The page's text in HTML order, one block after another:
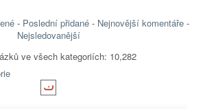
- Poslední přidané- Nejnovější komentáře-
Nejsledovanější
ve všech kategoriích: 10,282